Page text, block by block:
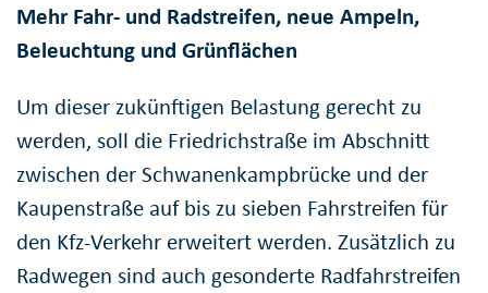
Mehr Fahr- und Radstreifen, neue Ampeln,
Beleuchtung und Grünflächen
Um dieser zukünftigen Belastung gerecht zu
werden, soll die Friedrichstraße im Abschnitt
zwischen der Schwanenkampbrücke und der
Kaupenstraße auf bis zu sieben Fahrstreifen für
den Kfz-Verkehr erweitert werden. Zusätzlich zu
Radwegen sind auch gesonderte Radfahrstreifen